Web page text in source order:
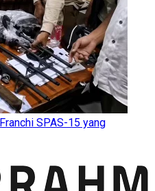
SPAS-15 yang